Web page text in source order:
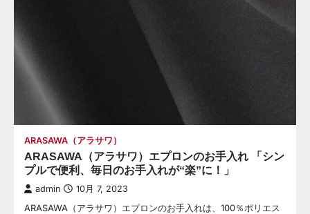
ARASAWA（アラサワ）
ARASAWA（アラサワ）エプロンのお手入れ 「シン
プルで便利、毎日のお手入れが“楽”に！」
admin 10月 7, 2023
ARASAWA（アラサワ）エプロンのお手入れは、100％ポリエス